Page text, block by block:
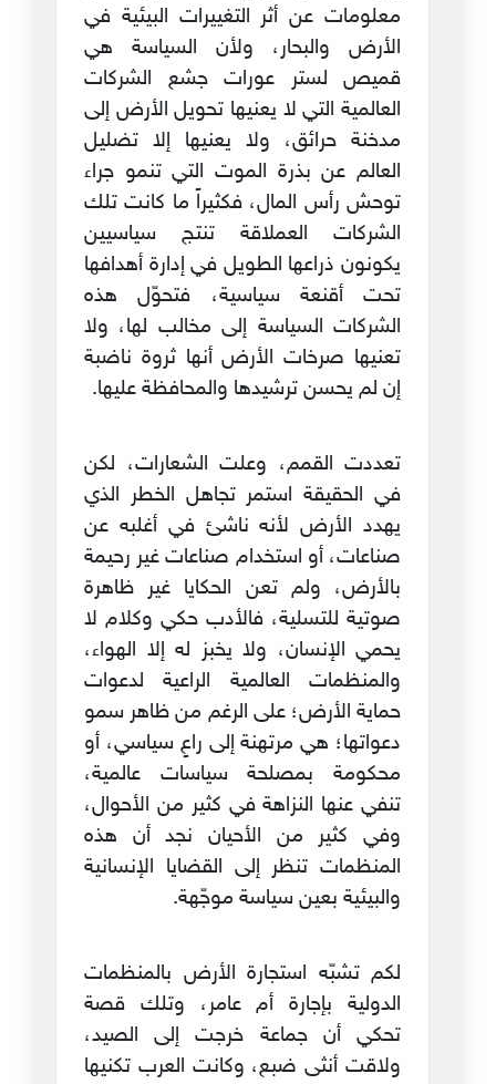
معلومات عن أثر التغييرات البيئية في
الأرض والبحار، ولأن السياسة هي
قميص لستر عورات جشع الشركات
العالمية التي لا يعنيها تحويل الأرض إلى
مدخنة حرائق، ولا يعنيها إلا تضليل
العالم عن بذرة الموت التي تنمو جراء
توحش رأس المال، فكثيراً ما كانت تلك
الشركات العملاقة تنتج سياسيين
يكونون ذراعها الطويل في إدارة أهدافها
تحت أقنعة سياسية، فتحوّل هذه
الشركات السياسة إلى مخالب لها، ولا
تعنيها صرخات الأرض أنها ثروة ناضبة
إن لم يحسن ترشيدها والمحافظة عليها.
تعددت القمم، وعلت الشعارات، لكن
في الحقيقة استمر تجاهل الخطر الذي
يهدد الأرض لأنه ناشئ في أغلبه عن
صناعات، أو استخدام صناعات غير رحيمة
بالأرض، ولم تعن الحكايا غير ظاهرة
صوتية للتسلية، فالأدب حكي وكلام لا
يحمي الإنسان، ولا يخبز له إلا الهواء،
والمنظمات العالمية الراعية لدعوات
حماية الأرض؛ على الرغم من ظاهر سمو
دعواتها؛ هي مرتهنة إلى راعٍ سياسي، أو
محكومة بمصلحة سياسات عالمية،
تنفي عنها النزاهة في كثير من الأحوال،
وفي كثير من الأحيان نجد أن هذه
المنظمات تنظر إلى القضايا الإنسانية
والبيئية بعين سياسة موجّهة.
لكم تشبّه استجارة الأرض بالمنظمات
الدولية بإجارة أم عامر، وتلك قصة
تحكي أن جماعة خرجت إلى الصيد،
ولاقت أنثى ضبع، وكانت العرب تكنيها